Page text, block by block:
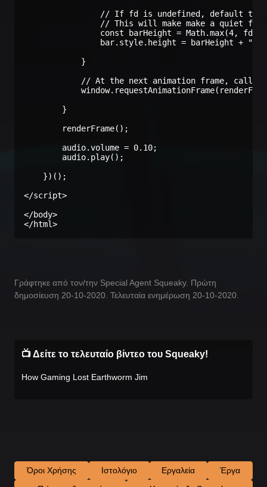
// If fd is undefined, default to
// This will make make a quiet
const barHeight = Math.max(4, fd
bar.style.height = barHeight +
            }
// At the next animation frame, call
        }
        renderFrame();
        audio.volume = 0.10;
        audio.play();
    })();
</script>
</body>
</html>
Γράφτηκε από τον/την Special Agent Squeaky. Πρώτη
δημοσίευση 20-10-2020. Τελευταία ενημέρωση 20-10-2020.
📺 Δείτε το τελευταίο βίντεο του Squeaky!
How Gaming Lost Earthworm Jim
Όροι Χρήσης Ιστολόγιο Εργαλεία
Έργα